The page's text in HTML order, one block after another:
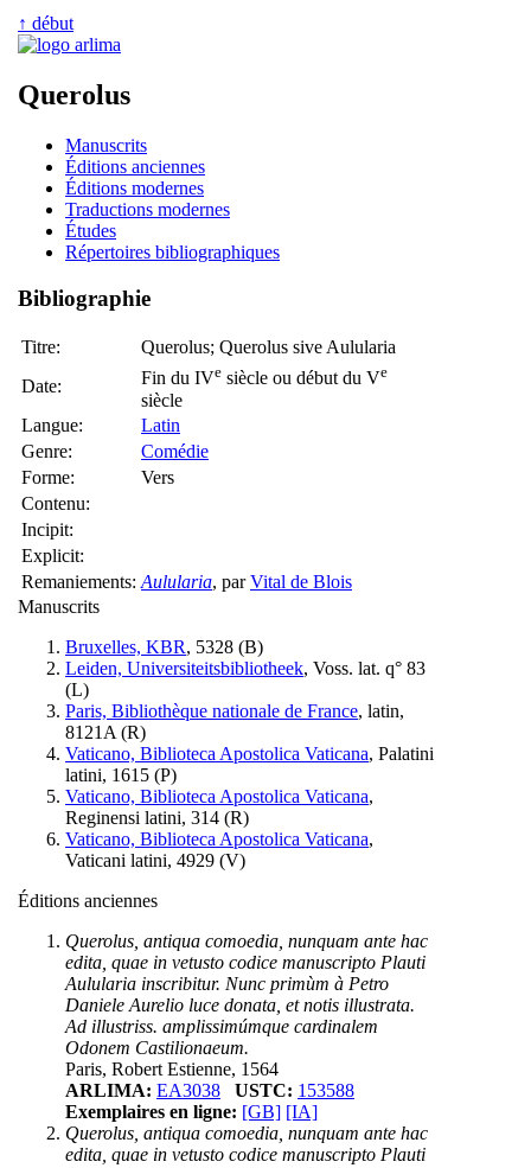
↑ début
Querolus
Manuscrits
Éditions anciennes
Éditions modernes
Traductions modernes
Études
Répertoires bibliographiques
Bibliographie
Titre:
Querolus; Querolus sive Aulularia
Date:
Fin du IVe siècle ou début du Ve
siècle
Langue:
Latin
Genre:
Comédie
Forme:
Vers
Contenu:
Incipit:
Explicit:
Remaniements: Aulularia, parVital de Blois
Manuscrits
Bruxelles, KBR, 5328 (B)
Leiden, Universiteitsbibliotheek, Voss. lat. q° 83
(L)
Paris, Bibliothèque nationale de France, latin,
8121A (R)
Vaticano, Biblioteca Apostolica Vaticana, Palatini
latini, 1615 (P)
Vaticano, Biblioteca Apostolica Vaticana,
Reginensi latini, 314 (R)
Vaticano, Biblioteca Apostolica Vaticana,
Vaticani latini, 4929 (V)
Éditions anciennes
Querolus, antiqua comoedia, nunquam ante hac
edita, quae in vetusto codice manuscripto Plauti
Aulularia inscribitur. Nunc primùm à Petro
Daniele Aurelio luce donata, et notis illustrata.
Ad illustriss. amplissimúmque cardinalem
Odonem Castilionaeum.
Paris, Robert Estienne, 1564
ARLIMA: EA3038 USTC: 153588
Exemplaires en ligne: [GB] [IA]
Querolus, antiqua comoedia, nunquam ante hac
edita, quae in vetusto codice manuscripto Plauti